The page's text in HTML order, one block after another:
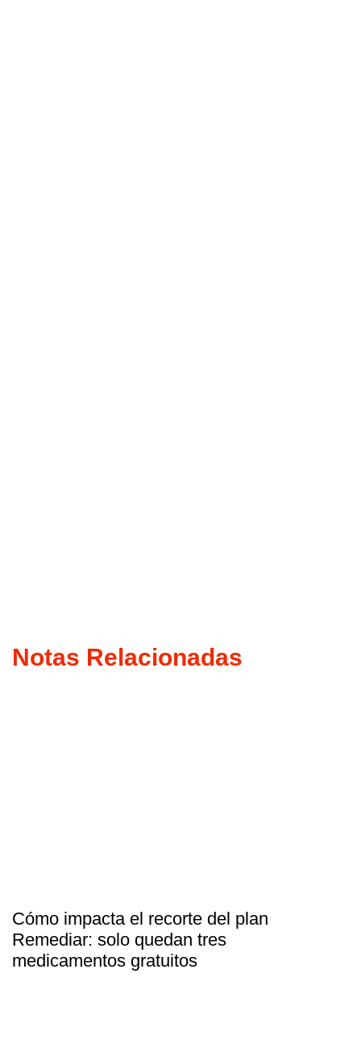
Notas Relacionadas
Cómo impacta el recorte del plan
Remediar: solo quedan tres
medicamentos gratuitos